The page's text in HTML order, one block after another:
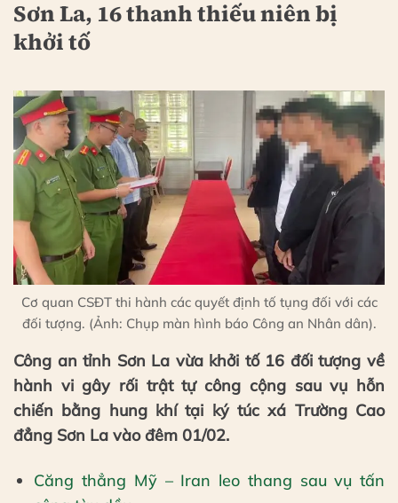
Sơn La, 16 thanh thiếu niên bị
khởi tố
Cơ quan CSĐT thi hành các quyết định tố tụng đối với các
đối tượng. (Ảnh: Chụp màn hình báo Công an Nhân dân).
Công an tỉnh Sơn La vừa khởi tố 16 đối tượng về
hành vi gây rối trật tự công cộng sau vụ hỗn
chiến bằng hung khí tại ký túc xá Trường Cao
đẳng Sơn La vào đêm 01/02.
Căng thẳng Mỹ – Iran leo thang sau vụ tấn